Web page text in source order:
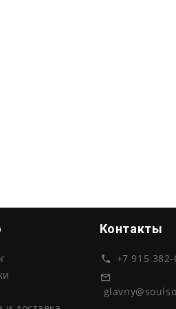
Контакты
+7 915